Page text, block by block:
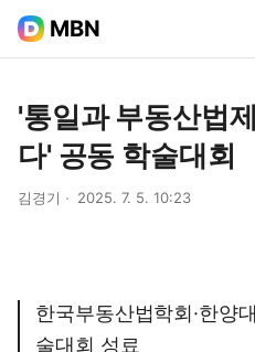
MBN
'통일과 부동산법
다' 공동 학술대회
김경기 2025. 7. 5. 10:23
한국부동산법학회·한양
술대회 성료